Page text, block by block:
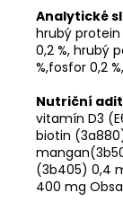
Analytické
hrubý protein
0,2 %, hrubý
%,fosfor 0,2
Nutriční
vitamín D3
biotin
(3b405) 0,4
400 mg